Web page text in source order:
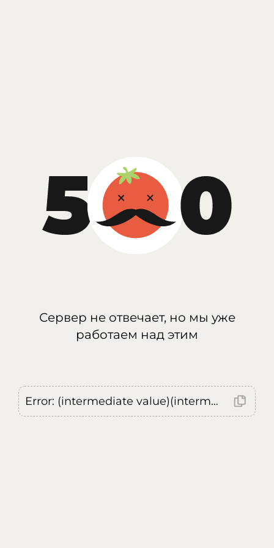
Сервер не отвечает, но мы уже
работаем над этим
Error: (intermediate value)(intermediate value)(intermediate value).replaceAll is not a function